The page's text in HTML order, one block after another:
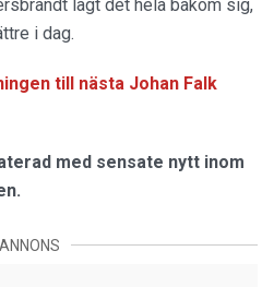
lagt det hela bakom sig,
i dag.
till nästa Johan Falk
med sensate nytt inom
ANNONS